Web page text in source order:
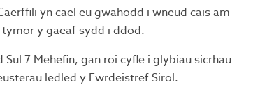
yn cael eu gwahodd i wneud cais am
y gaeaf sydd i ddod.
7 Mehefin, gan roi cyfle i glybiau sicrhau
ledled y Fwrdeistref Sirol.